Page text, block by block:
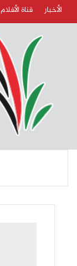
الأخبار قناة الأفلام